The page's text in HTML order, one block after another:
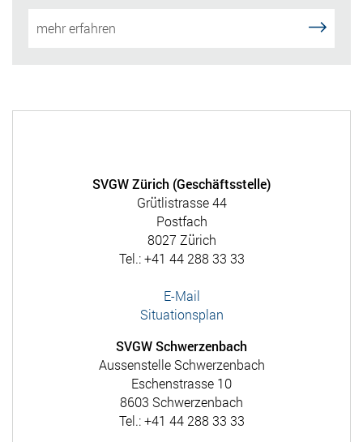
mehr erfahren
SVGW Zürich (Geschäftsstelle)
Grütlistrasse 44
Postfach
8027 Zürich
Tel.: +41 44 288 33 33
E-Mail
Situationsplan
SVGW Schwerzenbach
Aussenstelle Schwerzenbach
Eschenstrasse 10
8603 Schwerzenbach
Tel.: +41 44 288 33 33